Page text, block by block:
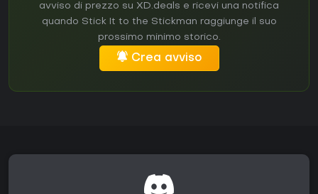
avviso di prezzo su XD.deals e ricevi una notifica
quando Stick It to the Stickman raggiunge il suo
prossimo minimo storico.
Crea avviso